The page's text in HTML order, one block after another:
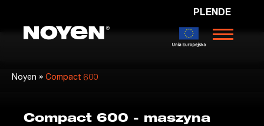
Noyen
PLENDE
Noyen » Compact 600
Compact 600 - maszyna